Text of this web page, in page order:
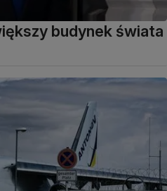
budynek świata